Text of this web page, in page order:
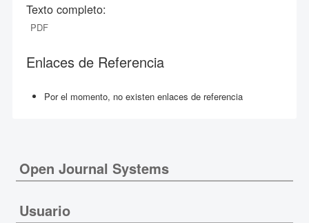
Texto completo:
PDF
Enlaces de Referencia
Por el momento, no existen enlaces de referencia
Open Journal Systems
Usuario